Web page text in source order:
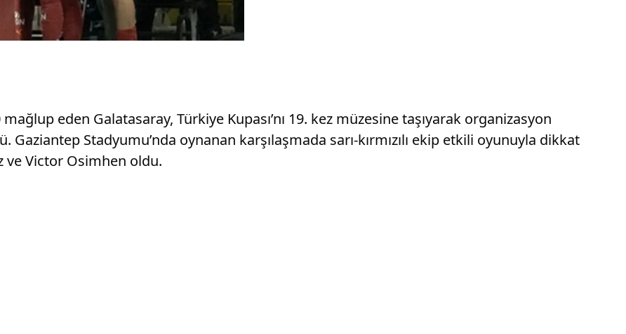
eden Galatasaray, Türkiye Kupası’nı 19. kez müzesine taşıyarak organizasyon
Gaziantep Stadyumu’nda oynanan karşılaşmada sarı-kırmızılı ekip etkili oyunuyla dikkat
ve Victor Osimhen oldu.